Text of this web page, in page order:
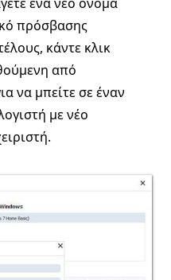
πρόσβασης
κάντε κλικ
από
να μπείτε σε έναν
με νέο